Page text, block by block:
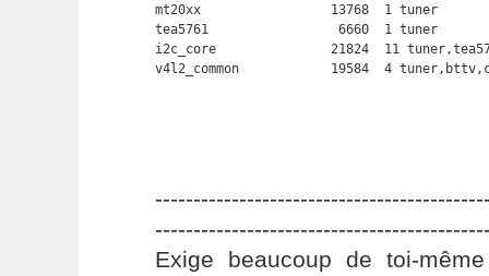
mt20xx                 13768  1 tuner
tea5761                 6660  1 tuner
i2c_core               21824  11
v4l2_common            19584  4
Exige beaucoup de toi-